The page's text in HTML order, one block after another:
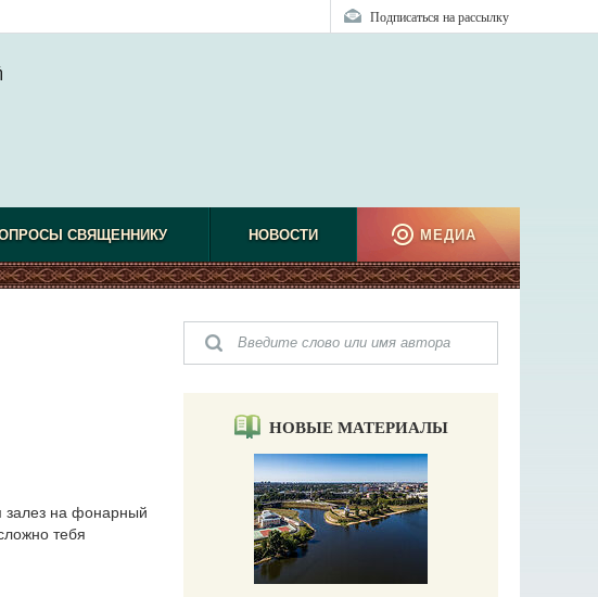
Подписаться на рассылку
СВЯЩЕННИКУ НОВОСТИ МЕДИА
залез на фонарный
тебя
НОВЫЕ МАТЕРИАЛЫ